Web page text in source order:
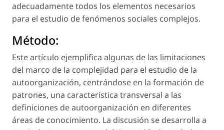
adecuadamente todos los elementos necesarios
para el estudio de fenómenos sociales complejos.
Método:
Este artículo ejemplifica algunas de las limitaciones
del marco de la complejidad para el estudio de la
autoorganización, centrándose en la formación de
patrones, una característica transversal a las
definiciones de autoorganización en diferentes
áreas de conocimiento. La discusión se desarrolla a